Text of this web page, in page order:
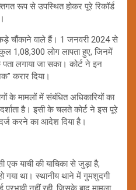
रूप से उपस्थित होकर पूरे रिकॉर्ड
चौंकाने वाले हैं। 1 जनवरी 2024 से
1,08,300 लोग लापता हुए, जिनमें
लगाया जा सका। कोर्ट ने इन
करार दिया।
के मामलों में संबंधित अधिकारियों का
दर्शाता है। इसी के चलते कोर्ट ने इस पूरे
करने का आदेश दिया है।
याची की याचिका से जुड़ा है,
गया था। स्थानीय थाने में गुमशुदगी